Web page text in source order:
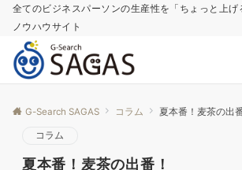
全てのビジネスパーソンの生産性を「ちょっと上
ノウハウサイト
G-Search SAGAS コラム 夏本番！麦茶の出
コラム
夏本番！麦茶の出番！